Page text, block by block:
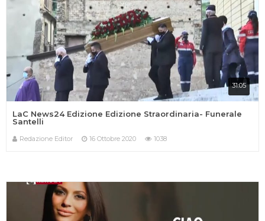
31:05
LaC News24 Edizione Edizione Straordinaria- Funerale
Santelli
Redazione Editor 16 Ottobre 2020 1038